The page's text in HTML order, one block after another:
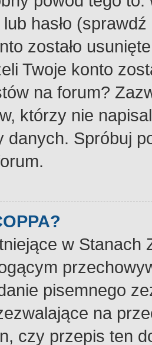
hasło
zostało
Twoje konto
na forum?
którzy nie
danych. Spróbuj
w Stanach
pisemnego
na
czy przepis ten